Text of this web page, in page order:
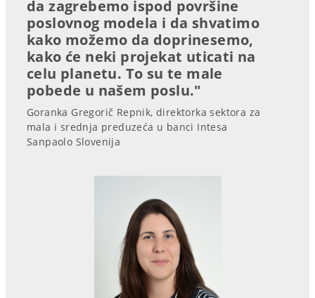
da zagrebemo ispod površine
poslovnog modela i da shvatimo
kako možemo da doprinesemo,
kako će neki projekat uticati na
celu planetu. To su te male
pobede u našem poslu."
Goranka Gregorič Repnik, direktorka sektora za
mala i srednja preduzeća u banci Intesa
Sanpaolo Slovenija